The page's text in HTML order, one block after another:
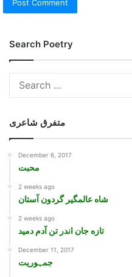
Search Poetry
متفرق شاعری
December 6, 2017
محبت
2 weeks ago
شاه عالمگیر گردون آستان
2 weeks ago
تازه جان اندر تن آدم دمید
December 11, 2017
جمہوريت